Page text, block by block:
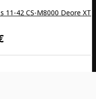
11-42 CS-M8000 Deore XT